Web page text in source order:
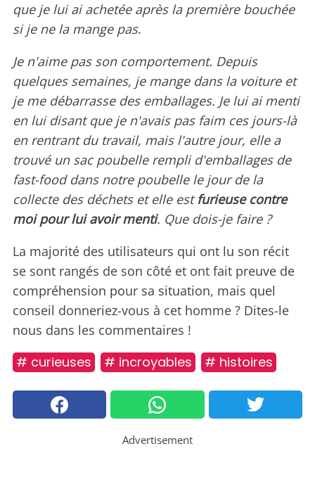
que je lui ai achetée après la première bouchée
si je ne la mange pas.
Je n'aime pas son comportement. Depuis
quelques semaines, je mange dans la voiture et
je me débarrasse des emballages. Je lui ai menti
en lui disant que je n'avais pas faim ces jours-là
en rentrant du travail, mais l'autre jour, elle a
trouvé un sac poubelle rempli d'emballages de
fast-food dans notre poubelle le jour de la
collecte des déchets et elle estfurieuse contre
moi pour lui avoir menti. Que dois-je faire ?
La majorité des utilisateurs qui ont lu son récit
se sont rangés de son côté et ont fait preuve de
compréhension pour sa situation, mais quel
conseil donneriez-vous à cet homme ? Dites-le
nous dans les commentaires !
# curieuses # incroyables # histoires
Advertisement